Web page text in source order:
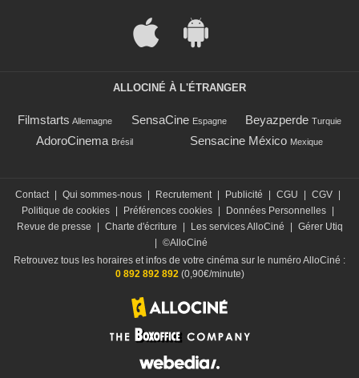
ALLOCINÉ À L'ÉTRANGER
Filmstarts Allemagne SensaCine Espagne Beyazperde Turquie
AdoroCinema Brésil Sensacine México Mexique
Contact | Qui sommes-nous | Recrutement | Publicité | CGU | CGV |
Politique de cookies | Préférences cookies | Données Personnelles |
Revue de presse
| Charte d'écriture | Les services AlloCiné | Gérer Utiq
| ©AlloCiné
Retrouvez tous les horaires et infos de votre cinéma sur le numéro AlloCiné :
0 892 892 892 (0,90€/minute)